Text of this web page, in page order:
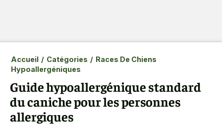
Accueil / Catégories / Races De Chiens
Hypoallergéniques
Guide hypoallergénique standard
du caniche pour les personnes
allergiques